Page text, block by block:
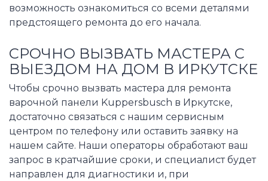
возможность ознакомиться со всеми деталями
предстоящего ремонта до его начала.
СРОЧНО ВЫЗВАТЬ МАСТЕРА С
ВЫЕЗДОМ НА ДОМ В ИРКУТСКЕ
Чтобы срочно вызвать мастера для ремонта
варочной панели Kuppersbusch в Иркутске,
достаточно связаться с нашим сервисным
центром по телефону или оставить заявку на
нашем сайте. Наши операторы обработают ваш
запрос в кратчайшие сроки, и специалист будет
направлен для диагностики и, при